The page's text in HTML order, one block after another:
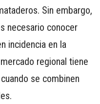
Sin embargo,
necesario conocer
incidencia en la
regional tiene
se combinen